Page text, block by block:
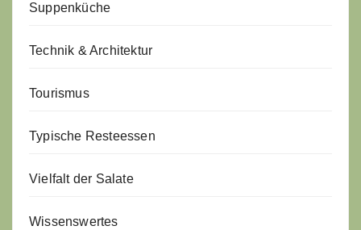
Suppenküche
Technik & Architektur
Tourismus
Typische Resteessen
Vielfalt der Salate
Wissenswertes